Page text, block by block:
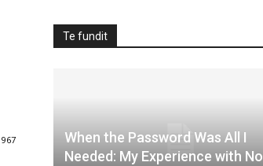
967
Te fundit
When the Password Was All I
Needed: My Experience with No